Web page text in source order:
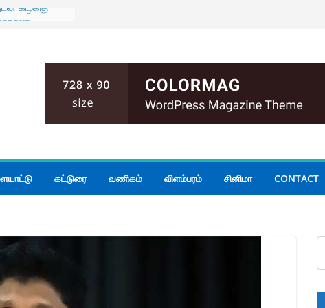
கிழக்கு
பதற்றம்;
இருவர்
மழை
கட்டுரை வணிகம் விளம்பரம் சினிமா CONTACT